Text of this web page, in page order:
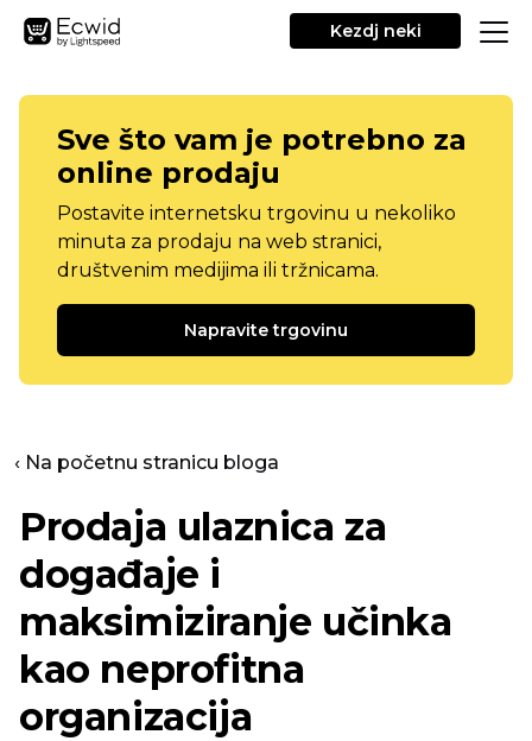
Kezdj neki
Sve što vam je potrebno za
online prodaju
Postavite internetsku trgovinu u nekoliko
minuta za prodaju na web stranici,
društvenim medijima ili tržnicama.
Napravite trgovinu
‹ Na početnu stranicu bloga
Prodaja ulaznica za
događaje i
maksimiziranje učinka
kao neprofitna
organizacija